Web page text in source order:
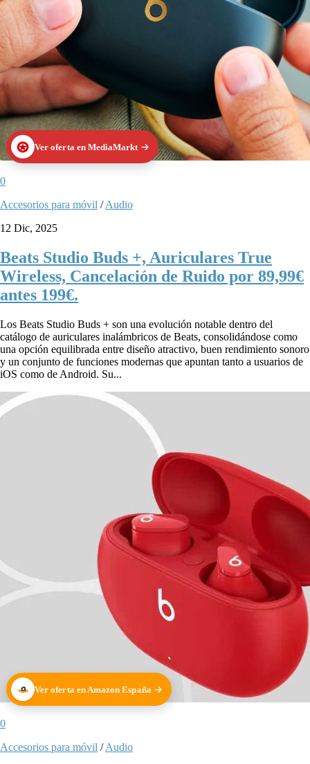
Ver oferta en MediaMarkt
0
Accesorios para móvil /Audio
12 Dic, 2025
Beats Studio Buds +, Auriculares True
Wireless, Cancelación de Ruido por 89,99€
antes 199€.
Los Beats Studio Buds + son una evolución notable dentro del
catálogo de auriculares inalámbricos de Beats, consolidándose como
una opción equilibrada entre diseño atractivo, buen rendimiento sonoro
y un conjunto de funciones modernas que apuntan tanto a usuarios de
iOS como de Android. Su...
Ver oferta en Amazon España
0
Accesorios para móvil /Audio